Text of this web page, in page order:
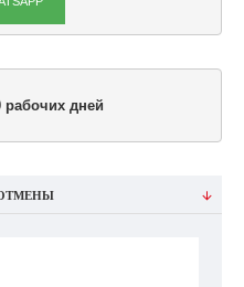
рабочих дней